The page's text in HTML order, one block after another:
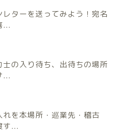
レターを送ってみよう！宛名
...
士の入り待ち、出待ちの場所
...
れを本場所・巡業先・稽古
す...